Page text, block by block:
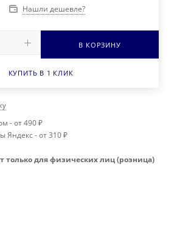
Нашли дешевле?
В КОРЗИНУ
КУПИТЬ В 1 КЛИК
- от 490 ₽
Яндекс - от 310 ₽
только для физических лиц (розница)